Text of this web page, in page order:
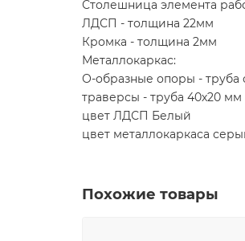
Столешница элемента
ЛДСП - толщина 22мм
Кромка - толщина 2мм
Металлокаркас:
О-образные опоры - труба
траверсы - труба 40х20 мм
цвет ЛДСП Белый
цвет металлокаркаса
Похожие товары